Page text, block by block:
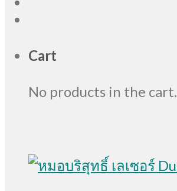
Cart
No products in the cart.